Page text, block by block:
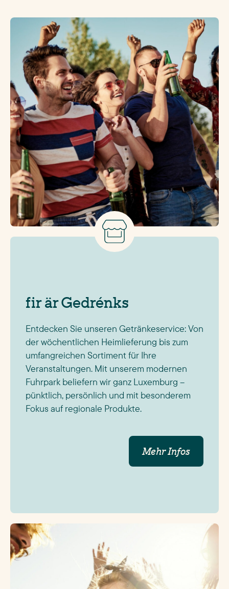
fir är Gedrénks
Entdecken Sie unseren Getränkeservice: Von
der wöchentlichen Heimlieferung bis zum
umfangreichen Sortiment für Ihre
Veranstaltungen. Mit unserem modernen
Fuhrpark beliefern wir ganz Luxemburg –
pünktlich, persönlich und mit besonderem
Fokus auf regionale Produkte.
Mehr Infos